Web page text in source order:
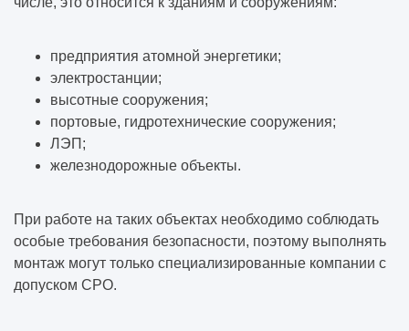
предприятия атомной энергетики;
электростанции;
высотные сооружения;
портовые, гидротехнические сооружения;
ЛЭП;
железнодорожные объекты.
При работе на таких объектах необходимо соблюдать
особые требования безопасности, поэтому выполнять
монтаж могут только специализированные компании с
допуском СРО.